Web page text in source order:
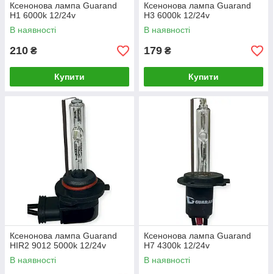
Ксенонова лампа Guarand
H1 6000k 12/24v
В наявності
210 ₴
Купити
Ксенонова лампа Guarand
H3 6000k 12/24v
В наявності
179 ₴
Купити
Ксенонова лампа Guarand
HIR2 9012 5000k 12/24v
В наявності
Ксенонова лампа Guarand
H7 4300k 12/24v
В наявності